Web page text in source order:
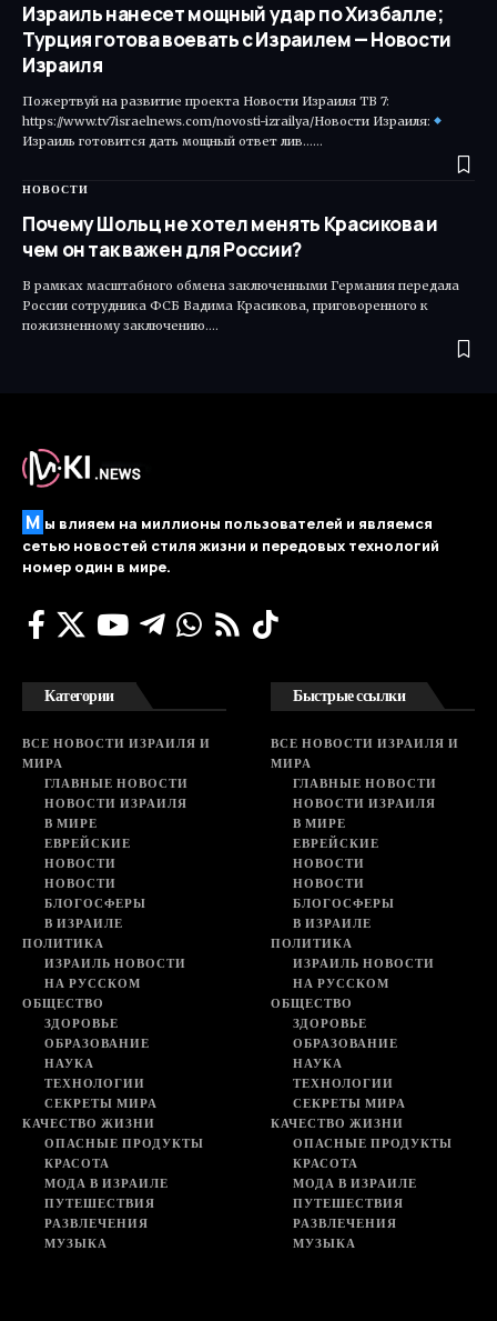
Израиль нанесет мощный удар по Хизбалле;
Турция готова воевать с Израилем — Новости
Израиля
Пожертвуй на развитие проекта Новости Израиля ТВ 7:
https://www.tv7israelnews.com/novosti-izrailya/Новости Израиля:
Израиль готовится дать мощный ответ лив...…
НОВОСТИ
Почему Шольц не хотел менять Красикова и
чем он так важен для России?
В рамках масштабного обмена заключенными Германия передала
России сотрудника ФСБ Вадима Красикова, приговоренного к
пожизненному заключению.…
М ы влияем на миллионы пользователей и являемся
сетью новостей стиля жизни и передовых технологий
номер один в мире.
Категории
ВСЕ НОВОСТИ ИЗРАИЛЯ И
МИРА
ГЛАВНЫЕ НОВОСТИ
НОВОСТИ ИЗРАИЛЯ
В МИРЕ
ЕВРЕЙСКИЕ
НОВОСТИ
НОВОСТИ
БЛОГОСФЕРЫ
В ИЗРАИЛЕ
ПОЛИТИКА
ИЗРАИЛЬ НОВОСТИ
НА РУССКОМ
ОБЩЕСТВО
ЗДОРОВЬЕ
ОБРАЗОВАНИЕ
НАУКА
ТЕХНОЛОГИИ
СЕКРЕТЫ МИРА
КАЧЕСТВО ЖИЗНИ
ОПАСНЫЕ ПРОДУКТЫ
КРАСОТА
МОДА В ИЗРАИЛЕ
ПУТЕШЕСТВИЯ
РАЗВЛЕЧЕНИЯ
МУЗЫКА
Быстрые ссылки
ВСЕ НОВОСТИ ИЗРАИЛЯ И
МИРА
ГЛАВНЫЕ НОВОСТИ
НОВОСТИ ИЗРАИЛЯ
В МИРЕ
ЕВРЕЙСКИЕ
НОВОСТИ
НОВОСТИ
БЛОГОСФЕРЫ
В ИЗРАИЛЕ
ПОЛИТИКА
ИЗРАИЛЬ НОВОСТИ
НА РУССКОМ
ОБЩЕСТВО
ЗДОРОВЬЕ
ОБРАЗОВАНИЕ
НАУКА
ТЕХНОЛОГИИ
СЕКРЕТЫ МИРА
КАЧЕСТВО ЖИЗНИ
ОПАСНЫЕ ПРОДУКТЫ
КРАСОТА
МОДА В ИЗРАИЛЕ
ПУТЕШЕСТВИЯ
РАЗВЛЕЧЕНИЯ
МУЗЫКА